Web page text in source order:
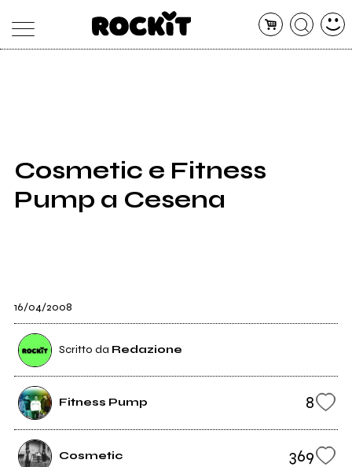
SHOP
RADIO
Cosmetic e Fitness
Pump a Cesena
16/04/2008
Scritto da Redazione
Fitness Pump 8
Cosmetic 369